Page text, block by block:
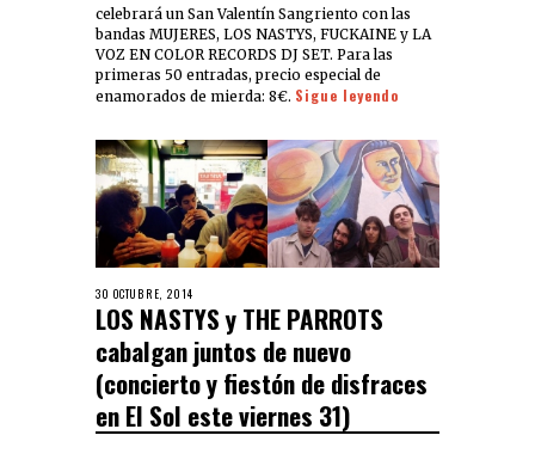
celebrará un San Valentín Sangriento con las
bandas MUJERES, LOS NASTYS, FUCKAINE y LA
VOZ EN COLOR RECORDS DJ SET. Para las
primeras 50 entradas, precio especial de
enamorados de mierda: 8€. Sigue leyendo
30 OCTUBRE, 2014
LOS NASTYS y THE PARROTS
cabalgan juntos de nuevo
(concierto y fiestón de disfraces
en El Sol este viernes 31)